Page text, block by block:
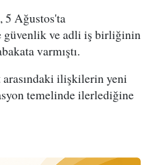
Ağustos'ta
güvenlik ve adli iş birliğinin
varmıştı.
ilişkilerin yeni
temelinde ilerlediğine